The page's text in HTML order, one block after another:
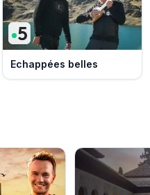
Echappées belles